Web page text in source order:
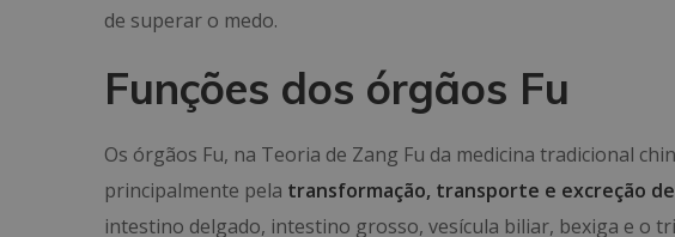
de superar o medo.
Funções dos órgãos Fu
Os órgãos Fu, na Teoria de Zang Fu da medicina tradicional
principalmente pela transformação, transporte e excreção
intestino delgado, intestino grosso, vesícula biliar, bexiga e o